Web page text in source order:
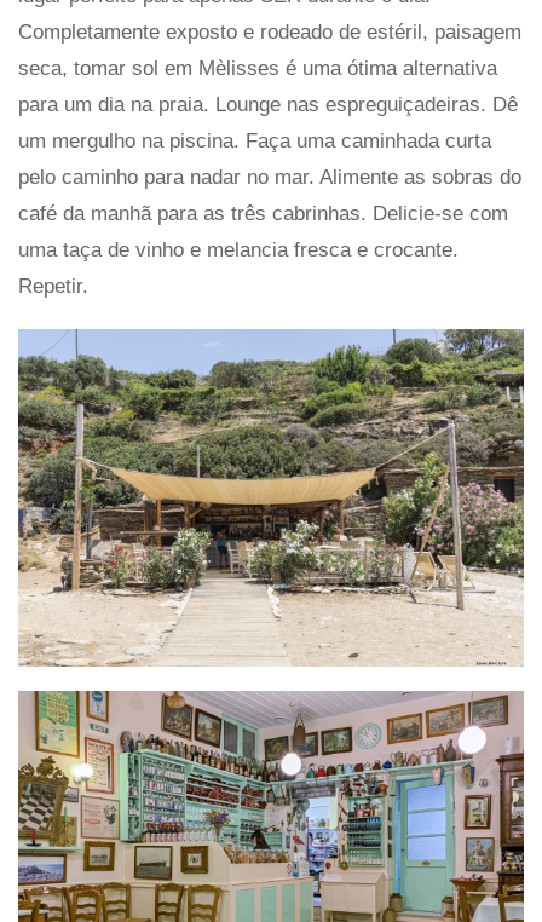
Completamente exposto e rodeado de estéril, paisagem
seca, tomar sol em Mèlisses é uma ótima alternativa
para um dia na praia. Lounge nas espreguiçadeiras. Dê
um mergulho na piscina. Faça uma caminhada curta
pelo caminho para nadar no mar. Alimente as sobras do
café da manhã para as três cabrinhas. Delicie-se com
uma taça de vinho e melancia fresca e crocante.
Repetir.